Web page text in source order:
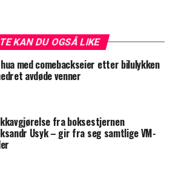
KAN DU OGSÅ LIKE
med comebackseier etter bilulykken
avdøde venner
fra boksestjernen
Usyk – gir fra seg samtlige VM-